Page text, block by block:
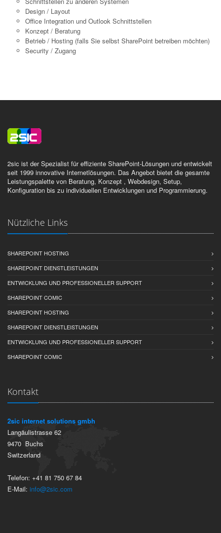
Design / Layout
Office Integration und Outlook Schnittstellen
Konzept / Beratung
Betrieb / Hosting (falls Sie selbst SharePoint betreiben möchten)
Security / Zugang
2sic ist der Spezialist für effiziente SharePoint-Lösungen und entwickelt
seit 1999 innovative Internetlösungen. Das Angebot bietet die gesamte
Leistungspalette von Beratung, Konzept , Webdesign, Setup,
Konfiguration bis zu individuellen Entwicklungen und Programmierung.
Nützliche Links
SHAREPOINT HOSTING
SHAREPOINT DIENSTLEISTUNGEN
ENTWICKLUNG UND PROFESSIONELLER SUPPORT
SHAREPOINT COMIC
SHAREPOINT HOSTING
SHAREPOINT DIENSTLEISTUNGEN
ENTWICKLUNG UND PROFESSIONELLER SUPPORT
SHAREPOINT COMIC
Kontakt
2sic internet solutions gmbh
Langäulistrasse 62
9470 Buchs
Switzerland
Telefon: +41 81 750 67 84
E-Mail: info@2sic.com